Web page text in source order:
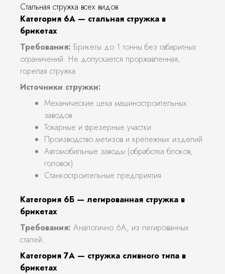
Стальная стружка всех видов
Категория 6А — стальная стружка в
брикетах
Требования: Брикеты до 1 тонны без габаритных
ограничений. Не допускается проржавленная,
горелая стружка.
Источники стружки:
Механические цеха машиностроительных
заводов
Токарные и фрезерные участки
Производство метизов и крепежных изделий
Автомобильные заводы (обработка блоков,
головок)
Станкостроительные предприятия
Категория 6Б — легированная стружка в
брикетах
Требования: Аналогично 6А, из легированных
сталей.
Категория 7А — стружка сливного типа в
брикетах